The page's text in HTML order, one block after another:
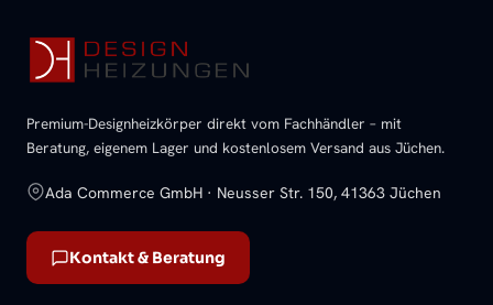
Premium-Designheizkörper direkt vom Fachhändler – mit
Beratung, eigenem Lager und kostenlosem Versand aus Jüchen.
Ada Commerce GmbH · Neusser Str. 150, 41363 Jüchen
Kontakt & Beratung